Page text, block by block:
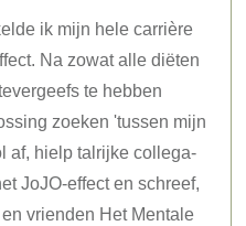
ik mijn hele carrière
Na zowat alle diëten
te hebben
zoeken 'tussen mijn
af, hielp talrijke collega-
JoJO-effect en schreef,
vrienden Het Mentale